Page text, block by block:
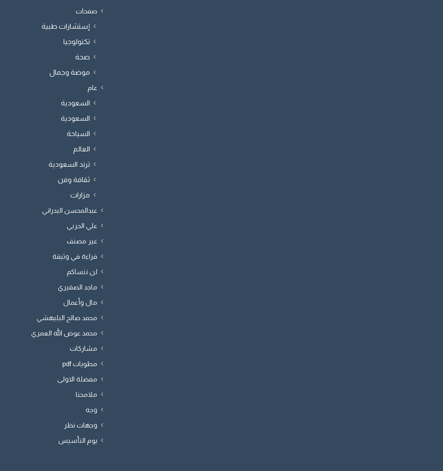
صفحات
إستشارات طبية
تكنولوجيا
صحة
موضة وجمال
عام
السعودية
السعودية
السياحة
العالم
ترند السعودية
ثقافة وفن
مزارات
عبدالمحسن البدراني
علي الحربي
غير مصنف
قراءة في وثيقة
لن ننساكم
ماجد الصقيري
مال وأعمال
محمد صالح البليهشي
محمد عوض الله العمري
مشاركات
مطويات pdf
مفضلة الاولى
ملامحنا
وجه
وجهات نظر
يوم التأسيس